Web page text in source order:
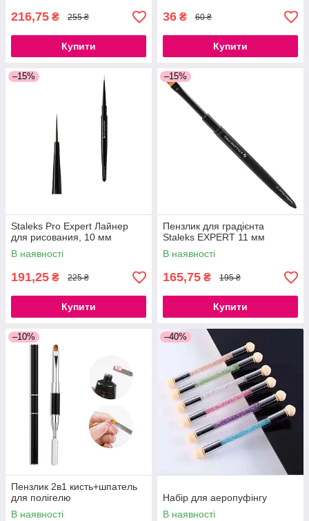
216,75 ₴ 255 ₴
Купити
36 ₴ 60 ₴
Купити
–15%
Staleks Pro Expert Лайнер
для рисования, 10 мм
В наявності
191,25 ₴ 225 ₴
Купити
–15%
Пензлик для градієнта
Staleks EXPERT 11 мм
В наявності
165,75 ₴ 195 ₴
Купити
–10%
Пензлик 2в1 кисть+шпатель
для полігелю
В наявності
–40%
Набір для аеропуфінгу
В наявності